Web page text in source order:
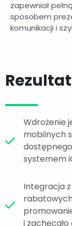
zapewniał
sposobem
komunikacji i
Wdrożenie
mobilnych
systemem
Integracja
rabatowych
i